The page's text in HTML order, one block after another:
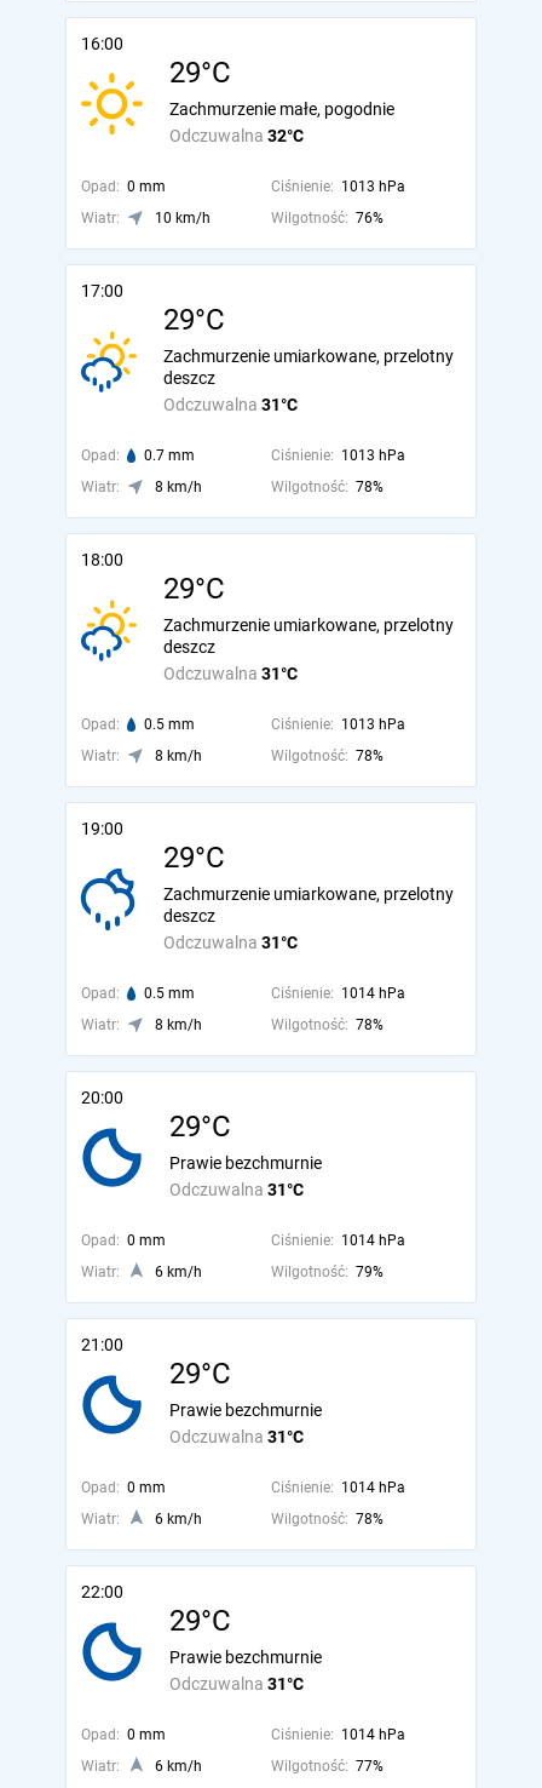
16:00
29°C
Odczuwalna 32°C
Zachmurzenie małe, pogodnie
Opad: 0 mm Ciśnienie: 1013 hPa
Wiatr:
10 km/h Wilgotność: 76%
17:00
29°C
Odczuwalna 31°C
Zachmurzenie umiarkowane, przelotny
deszcz
Opad: 0.7 mm Ciśnienie: 1013 hPa
Wiatr:
8 km/h Wilgotność: 78%
18:00
29°C
Odczuwalna 31°C
Zachmurzenie umiarkowane, przelotny
deszcz
Opad: 0.5 mm Ciśnienie: 1013 hPa
Wiatr:
8 km/h Wilgotność: 78%
19:00
29°C
Odczuwalna 31°C
Zachmurzenie umiarkowane, przelotny
deszcz
Opad: 0.5 mm Ciśnienie: 1014 hPa
Wiatr:
8 km/h Wilgotność: 78%
20:00
29°C
Odczuwalna 31°C
Prawie bezchmurnie
Opad: 0 mm Ciśnienie: 1014 hPa
Wiatr:
6 km/h Wilgotność: 79%
21:00
29°C
Odczuwalna 31°C
Prawie bezchmurnie
Opad: 0 mm Ciśnienie: 1014 hPa
Wiatr:
6 km/h Wilgotność: 78%
22:00
29°C
Odczuwalna 31°C
Prawie bezchmurnie
Opad: 0 mm Ciśnienie: 1014 hPa
Wiatr:
6 km/h Wilgotność: 77%